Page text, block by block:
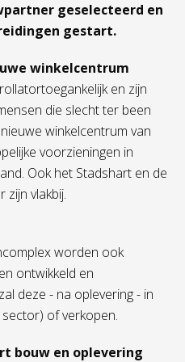
geselecteerd en
gestart.
winkelcentrum
en zijn
die slecht ter been
winkelcentrum van
voorzieningen in
Ook het Stadshart en de
vlakbij.
worden ook
ontwikkeld en
deze - na oplevering - in
of verkopen.
bouw en oplevering